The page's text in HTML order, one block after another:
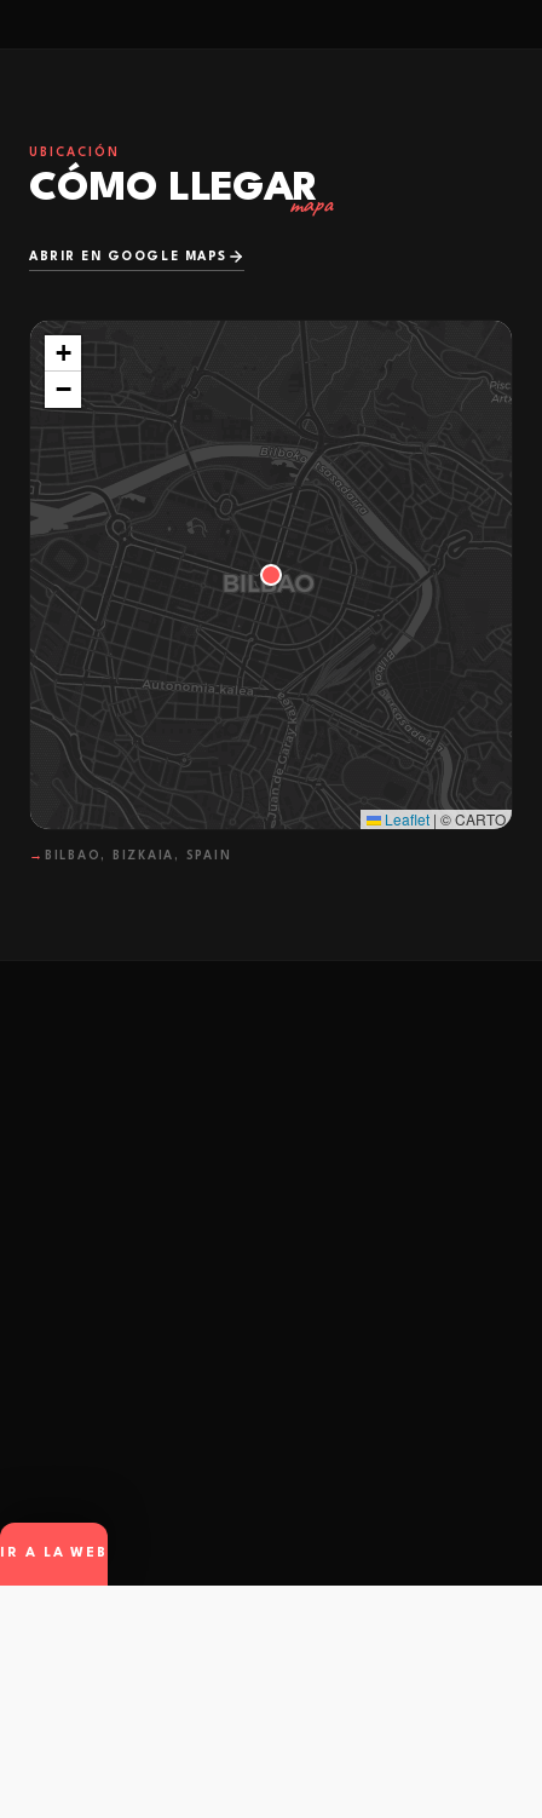
UBICACIÓN
CÓMO LLEGAR
mapa
ABRIR EN GOOGLE MAPS
+
−
Leaflet | © CARTO
→ BILBAO, BIZKAIA, SPAIN
IR A LA WEB